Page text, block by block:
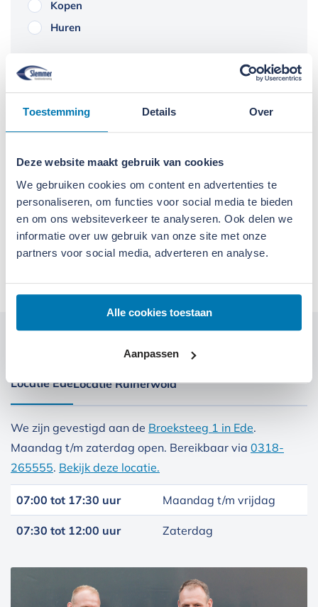
Toestemming Details Over
Deze website maakt gebruik van cookies
We gebruiken cookies om content en advertenties te
personaliseren, om functies voor social media te bieden
en om ons websiteverkeer te analyseren. Ook delen we
informatie over uw gebruik van onze site met onze
partners voor social media, adverteren en analyse.
Alle cookies toestaan
Aanpassen
Kopen
Huren
We doen wat we zeggen
We leveren alleen kwaliteit
We denken in oplossingen
Kom langs bij onze locaties
Locatie EdeLocatie Ruinerwold
We zijn gevestigd aan de Broeksteeg 1 in Ede.
Maandag t/m zaterdag open. Bereikbaar via 0318-
265555. Bekijk deze locatie.
07:00 tot 17:30 uur Maandag t/m vrijdag
07:30 tot 12:00 uur Zaterdag